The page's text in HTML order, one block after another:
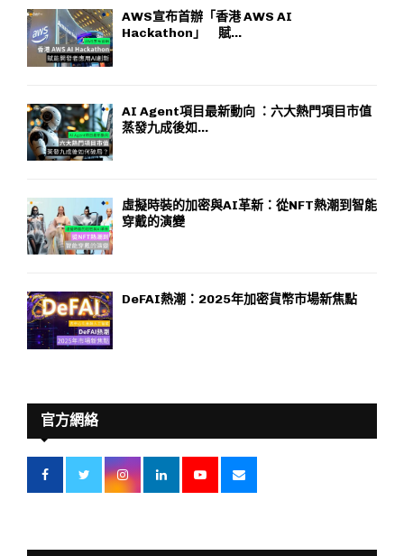
AWS宣布首辦「香港 AWS AI
Hackathon」 賦...
AI Agent項目最新動向 ：六大熱門項目市值
蒸發九成後如...
虛擬時裝的加密與AI革新：從NFT熱潮到智能
穿戴的演變
DeFAI熱潮：2025年加密貨幣市場新焦點
官方網絡